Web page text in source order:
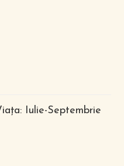
Iulie-Septembrie